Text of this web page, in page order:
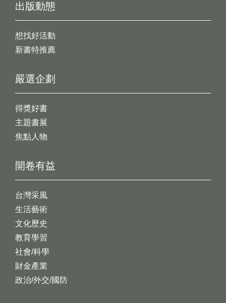
出版動態
想找好活動
新書特推薦
開卷有益
台灣采風
生活藝術
文化歷史
教育學習
社會/科學
財金產業
政治/外交/國防
嚴選企劃
得獎好書
主題書展
焦點人物